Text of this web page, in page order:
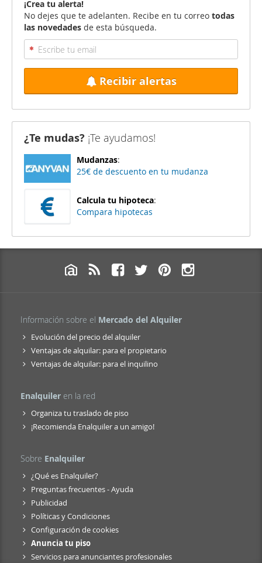
¡Crea tu alerta!
No dejes que te adelanten. Recibe en tu correo todas
las novedades de esta búsqueda.
Recibir alertas
¿Te mudas? ¡Te ayudamos!
Mudanzas:
25€ de descuento en tu mudanza
Calcula tu hipoteca:
Compara hipotecas
Información sobre el Mercado del Alquiler
Evolución del precio del alquiler
Ventajas de alquilar: para el propietario
Ventajas de alquilar: para el inquilino
Enalquiler en la red
Organiza tu traslado de piso
¡Recomienda Enalquiler a un amigo!
Sobre Enalquiler
¿Qué es Enalquiler?
Preguntas frecuentes - Ayuda
Publicidad
Políticas y Condiciones
Configuración de cookies
Anuncia tu piso
Servicios para anunciantes profesionales